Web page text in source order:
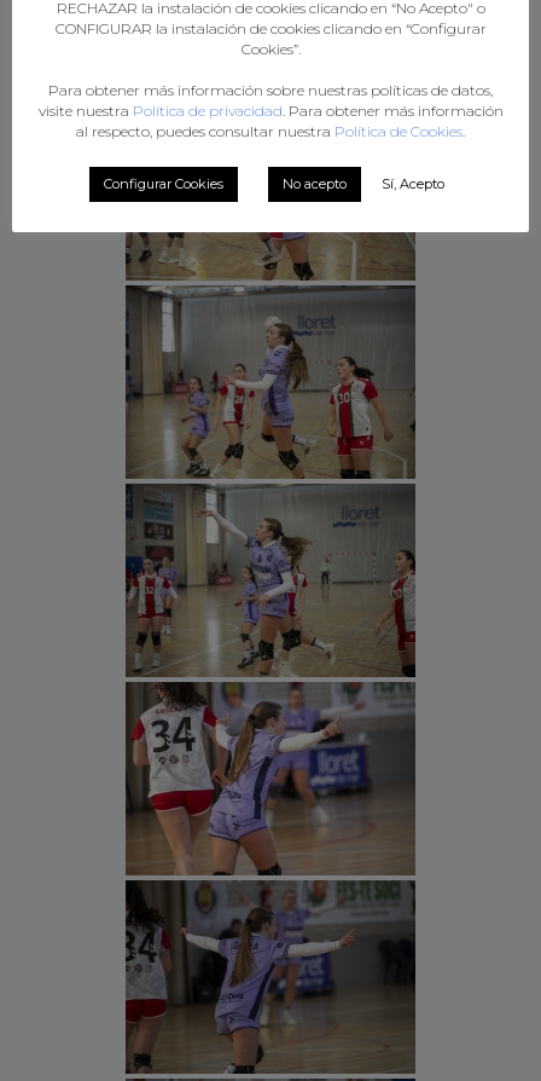
RECHAZAR la instalación de cookies clicando en “No Acepto" o
CONFIGURAR la instalación de cookies clicando en “Configurar
Cookies”.
Para obtener más información sobre nuestras políticas de datos,
visite nuestra Política de privacidad . Para obtener más información
al respecto, puedes consultar nuestra Política de Cookies
Configurar Cookies No acepto Sí, Acepto